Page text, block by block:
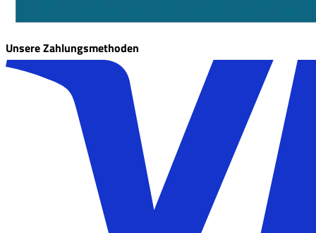
Unsere Zahlungsmethoden